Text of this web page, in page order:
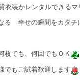
衣装かレンタルできるマ
る 幸せの瞬間をカタチ
枚でも、何回でもＯＫ
でもご試着歓迎します